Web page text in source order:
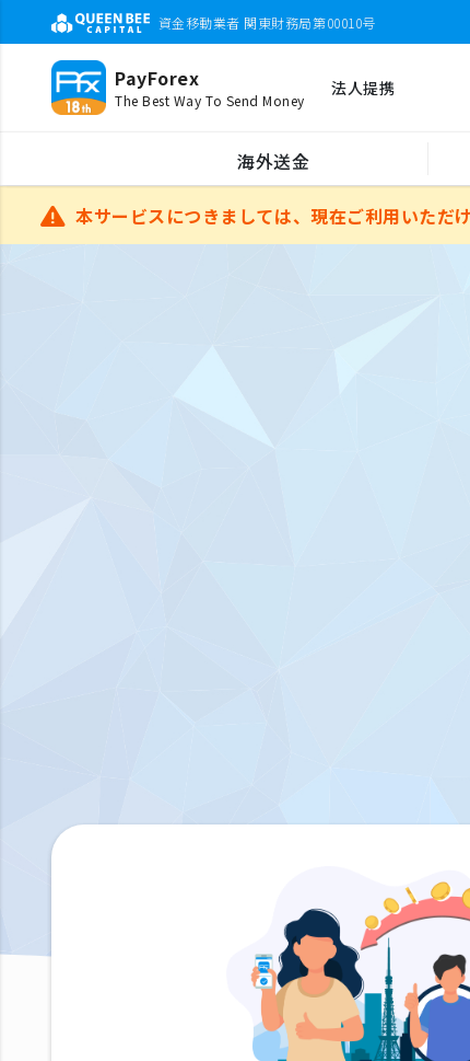
資金移動業者 関東財務局第00010号
PayForex
The Best Way To Send Money
法人提携
海外送金
本サービスにつきましては、現在ご利用いただ